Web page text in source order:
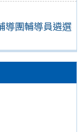
導團輔導員遴選